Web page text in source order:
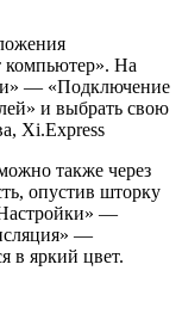
компьютер». На
— «Подключение
и выбрать свою
Xi.Express
также через
опустив шторку
—
—
в яркий цвет.